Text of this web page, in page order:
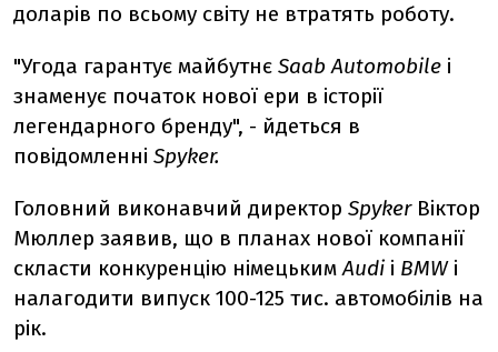
доларів по всьому світу не втратять роботу.
"Угода гарантує майбутнє Saab Automobile і
знаменує початок нової ери в історії
легендарного бренду", - йдеться в
повідомленні Spyker.
Головний виконавчий директор SpykerВіктор
Мюллер заявив, що в планах нової компанії
скласти конкуренцію німецькимAudi і BMWі
налагодити випуск 100-125 тис. автомобілів на
рік.